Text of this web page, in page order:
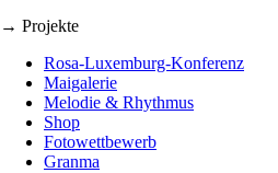
→ Projekte
Rosa-Luxemburg-Konferenz
Maigalerie
Melodie & Rhythmus
Shop
Fotowettbewerb
Granma